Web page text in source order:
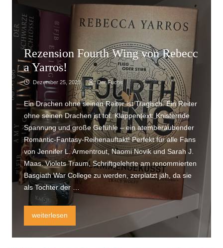
Rezension Fourth Wing von Rebecc
a Yarros!
Dezember 25, 2023 Der Fuchs
Ein Drachen ohne seinen Reiter ist Tragisch. Ein Reiter
ohne seinen Drachen ist tot. Klappentext: Knisternde
Spannung und große Gefühle – ein atemberaubender
Romantic-Fantasy-Reihenauftakt! Perfekt für alle Fans
von Jennifer L. Armentrout, Naomi Novik und Sarah J.
Maas. Violets Traum, Schriftgelehrte am renommierten
Basgiath War College zu werden, zerplatzt jäh, da sie
als Tochter der …
„Rezension Fourth Wing von Rebecca Yarros!“
weiterlesen